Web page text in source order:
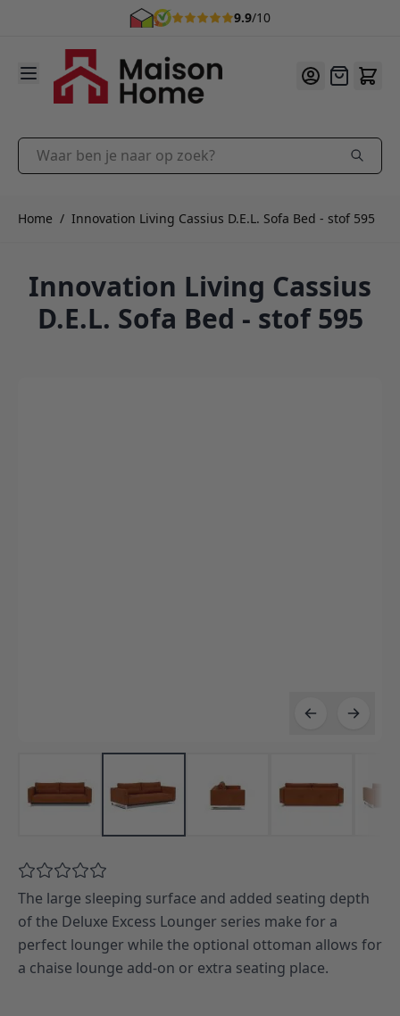
9.9/10
Ga naar de inhoud
Offerte
Waar ben je naar op zoek?
Home / Innovation Living Cassius D.E.L. Sofa Bed - stof 595
Innovation Living Cassius
D.E.L. Sofa Bed - stof 595
The large sleeping surface and added seating depth
of the Deluxe Excess Lounger series make for a
perfect lounger while the optional ottoman allows for
a chaise lounge add-on or extra seating place.